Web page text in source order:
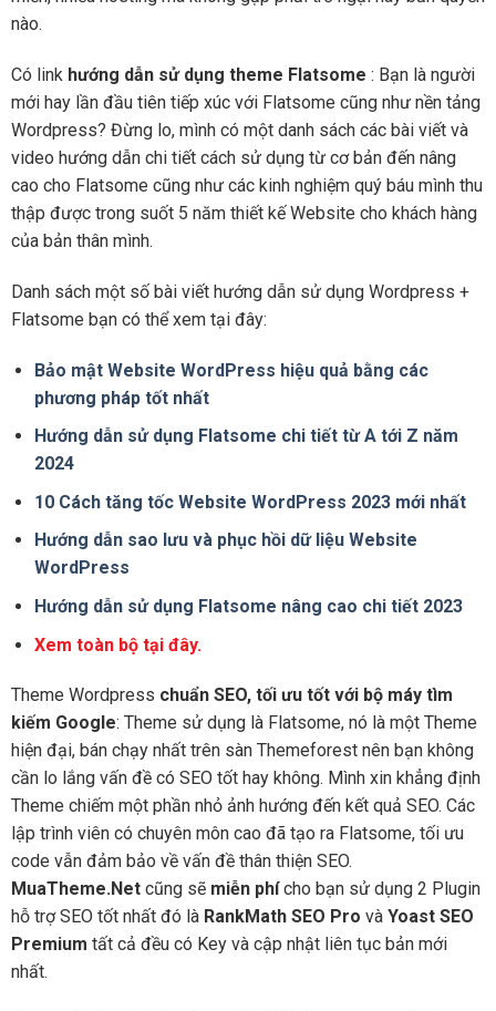
nào.
Có link hướng dẫn sử dụng theme Flatsome : Bạn là người
mới hay lần đầu tiên tiếp xúc với Flatsome cũng như nền tảng
Wordpress? Đừng lo, mình có một danh sách các bài viết và
video hướng dẫn chi tiết cách sử dụng từ cơ bản đến nâng
cao cho Flatsome cũng như các kinh nghiệm quý báu mình thu
thập được trong suốt 5 năm thiết kế Website cho khách hàng
của bản thân mình.
Danh sách một số bài viết hướng dẫn sử dụng Wordpress +
Flatsome bạn có thể xem tại đây:
Bảo mật Website WordPress hiệu quả bằng các
phương pháp tốt nhất
Hướng dẫn sử dụng Flatsome chi tiết từ A tới Z năm
2024
10 Cách tăng tốc Website WordPress 2023 mới nhất
Hướng dẫn sao lưu và phục hồi dữ liệu Website
WordPress
Hướng dẫn sử dụng Flatsome nâng cao chi tiết 2023
Xem toàn bộ tại đây.
Theme Wordpress chuẩn SEO, tối ưu tốt với bộ máy tìm
kiếm Google: Theme sử dụng là Flatsome, nó là một Theme
hiện đại, bán chạy nhất trên sàn Themeforest nên bạn không
cần lo lắng vấn đề có SEO tốt hay không. Mình xin khẳng định
Theme chiếm một phần nhỏ ảnh hướng đến kết quả SEO. Các
lập trình viên có chuyên môn cao đã tạo ra Flatsome, tối ưu
code vẫn đảm bảo về vấn đề thân thiện SEO.
MuaTheme.Net cũng sẽ miễn phícho bạn sử dụng 2 Plugin
hỗ trợ SEO tốt nhất đó là RankMath SEO Pro và Yoast SEO
Premium tất cả đều có Key và cập nhật liên tục bản mới
nhất.